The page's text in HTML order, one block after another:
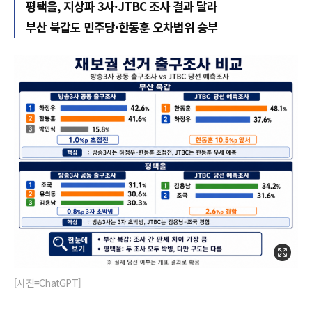
평택을, 지상파 3사·JTBC 조사 결과 달라
부산 북갑도 민주당·한동훈 오차범위 승부
[사진=ChatGPT]